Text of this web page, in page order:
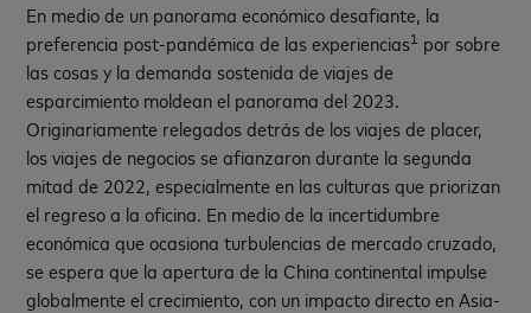
En medio de un panorama económico desafiante, la
preferencia post-pandémica de las experiencias1 por sobre
las cosas y la demanda sostenida de viajes de
esparcimiento moldean el panorama del 2023.
Originariamente relegados detrás de los viajes de placer,
los viajes de negocios se afianzaron durante la segunda
mitad de 2022, especialmente en las culturas que priorizan
el regreso a la oficina. En medio de la incertidumbre
económica que ocasiona turbulencias de mercado cruzado,
se espera que la apertura de la China continental impulse
globalmente el crecimiento, con un impacto directo en Asia-